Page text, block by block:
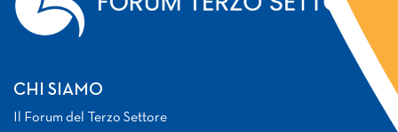
CHI SIAMO
Il Forum del Terzo Settore